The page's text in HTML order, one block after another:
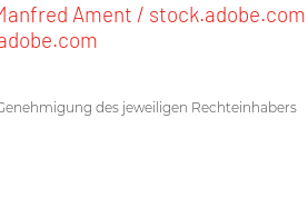
Ament / stock.adobe.com
des jeweiligen Rechteinhabers